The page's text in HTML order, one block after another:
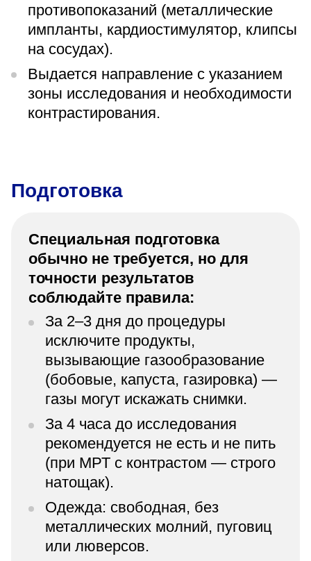
противопоказаний (металлические
импланты, кардиостимулятор, клипсы
на сосудах).
Выдается направление с указанием
зоны исследования и необходимости
контрастирования.
Подготовка
Специальная подготовка
обычно не требуется, но для
точности результатов
соблюдайте правила:
За 2–3 дня до процедуры
исключите продукты,
вызывающие газообразование
(бобовые, капуста, газировка) —
газы могут искажать снимки.
За 4 часа до исследования
рекомендуется не есть и не пить
(при МРТ с контрастом — строго
натощак).
Одежда: свободная, без
металлических молний, пуговиц
или люверсов.